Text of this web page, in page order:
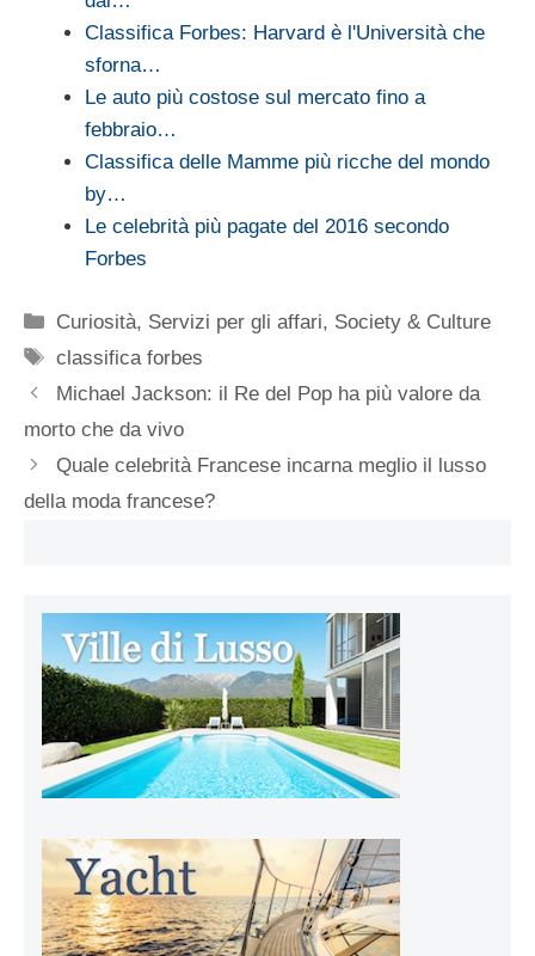
Classifica Forbes: Harvard è l'Università che
sforna…
Le auto più costose sul mercato fino a
febbraio…
Classifica delle Mamme più ricche del mondo
by…
Le celebrità più pagate del 2016 secondo
Forbes
Categorie
Curiosità, Servizi per gli affari, Society & Culture
Tag
classifica forbes
Michael Jackson: il Re del Pop ha più valore da
morto che da vivo
Quale celebrità Francese incarna meglio il lusso
della moda francese?